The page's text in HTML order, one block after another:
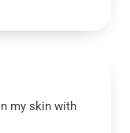
my skin with